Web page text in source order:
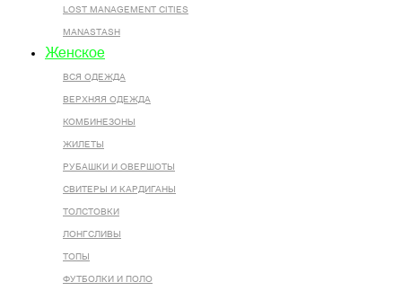
LOST MANAGEMENT CITIES
MANASTASH
Женское
ВСЯ ОДЕЖДА
ВЕРХНЯЯ ОДЕЖДА
КОМБИНЕЗОНЫ
ЖИЛЕТЫ
РУБАШКИ И ОВЕРШОТЫ
СВИТЕРЫ И КАРДИГАНЫ
ТОЛСТОВКИ
ЛОНГСЛИВЫ
ТОПЫ
ФУТБОЛКИ И ПОЛО